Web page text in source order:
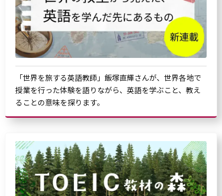
「世界を旅する英語教師」飯塚直輝さんが、世界各地で
授業を行った体験を語りながら、英語を学ぶこと、教え
ることの意味を探ります。